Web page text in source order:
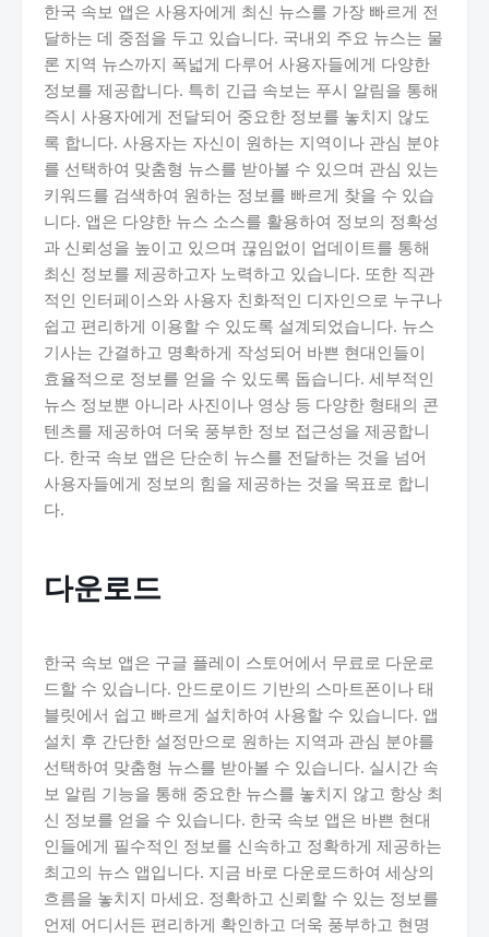
한국 속보 앱은 사용자에게 최신 뉴스를 가장 빠르게 전
달하는 데 중점을 두고 있습니다. 국내외 주요 뉴스는 물
론 지역 뉴스까지 폭넓게 다루어 사용자들에게 다양한
정보를 제공합니다. 특히 긴급 속보는 푸시 알림을 통해
즉시 사용자에게 전달되어 중요한 정보를 놓치지 않도
록 합니다. 사용자는 자신이 원하는 지역이나 관심 분야
를 선택하여 맞춤형 뉴스를 받아볼 수 있으며 관심 있는
키워드를 검색하여 원하는 정보를 빠르게 찾을 수 있습
니다. 앱은 다양한 뉴스 소스를 활용하여 정보의 정확성
과 신뢰성을 높이고 있으며 끊임없이 업데이트를 통해
최신 정보를 제공하고자 노력하고 있습니다. 또한 직관
적인 인터페이스와 사용자 친화적인 디자인으로 누구나
쉽고 편리하게 이용할 수 있도록 설계되었습니다. 뉴스
기사는 간결하고 명확하게 작성되어 바쁜 현대인들이
효율적으로 정보를 얻을 수 있도록 돕습니다. 세부적인
뉴스 정보뿐 아니라 사진이나 영상 등 다양한 형태의 콘
텐츠를 제공하여 더욱 풍부한 정보 접근성을 제공합니
다. 한국 속보 앱은 단순히 뉴스를 전달하는 것을 넘어
사용자들에게 정보의 힘을 제공하는 것을 목표로 합니
다.
다운로드
한국 속보 앱은 구글 플레이 스토어에서 무료로 다운로
드할 수 있습니다. 안드로이드 기반의 스마트폰이나 태
블릿에서 쉽고 빠르게 설치하여 사용할 수 있습니다. 앱
설치 후 간단한 설정만으로 원하는 지역과 관심 분야를
선택하여 맞춤형 뉴스를 받아볼 수 있습니다. 실시간 속
보 알림 기능을 통해 중요한 뉴스를 놓치지 않고 항상 최
신 정보를 얻을 수 있습니다. 한국 속보 앱은 바쁜 현대
인들에게 필수적인 정보를 신속하고 정확하게 제공하는
최고의 뉴스 앱입니다. 지금 바로 다운로드하여 세상의
흐름을 놓치지 마세요. 정확하고 신뢰할 수 있는 정보를
언제 어디서든 편리하게 확인하고 더욱 풍부하고 현명